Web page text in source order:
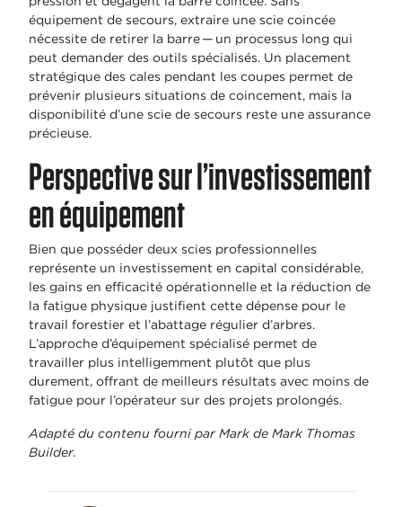
équipement de secours, extraire une scie coincée
nécessite de retirer la barre — un processus long qui
peut demander des outils spécialisés. Un placement
stratégique des cales pendant les coupes permet de
prévenir plusieurs situations de coincement, mais la
disponibilité d’une scie de secours reste une assurance
précieuse.
Perspective sur l’investissement
en équipement
Bien que posséder deux scies professionnelles
représente un investissement en capital considérable,
les gains en efficacité opérationnelle et la réduction de
la fatigue physique justifient cette dépense pour le
travail forestier et l’abattage régulier d’arbres.
L’approche d’équipement spécialisé permet de
travailler plus intelligemment plutôt que plus
durement, offrant de meilleurs résultats avec moins de
fatigue pour l’opérateur sur des projets prolongés.
Adapté du contenu fourni par Mark de Mark Thomas
Builder.